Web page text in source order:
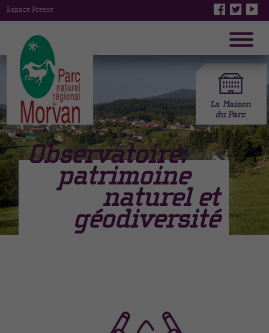
Espace Presse
Observatoire:
patrimoine
naturel et
géodiversité